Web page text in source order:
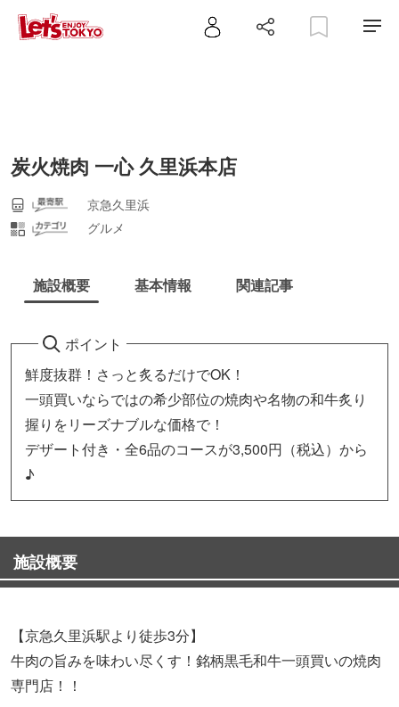
炭火焼肉 一心 久里浜本店
京急久里浜
グルメ
施設概要 基本情報 関連記事
ポイント
鮮度抜群！さっと炙るだけでOK！
一頭買いならではの希少部位の焼肉や名物の和牛炙り
握りをリーズナブルな価格で！
デザート付き・全6品のコースが3,500円（税込）から
♪
施設概要
【京急久里浜駅より徒歩3分】
牛肉の旨みを味わい尽くす！銘柄黒毛和牛一頭買いの焼肉
専門店！！